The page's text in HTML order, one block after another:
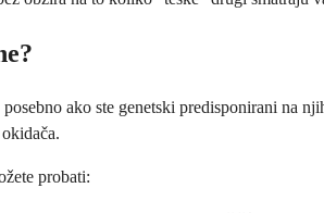
ako ste genetski predisponirani na
probati: